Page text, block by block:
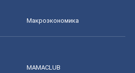
Mакроэкономика
MAMACLUB